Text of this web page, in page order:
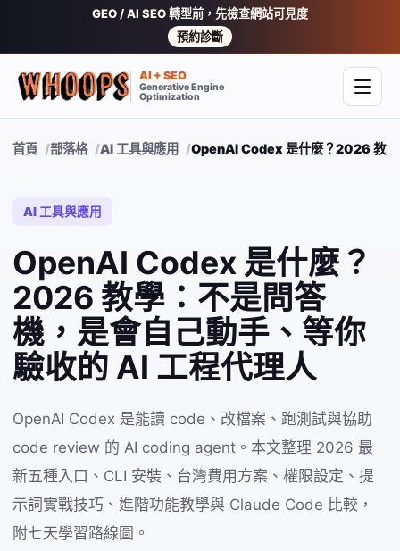
GEO / AI SEO 轉型前，先檢查網站可見度
預約診斷
AI + SEO
Generative Engine
Optimization
開啟
首頁 部落格 AI 工具與應用 OpenAI Codex 是什麼？2026 教學
AI 工具與應用
OpenAI Codex 是什麼？
2026 教學：不是問答
機，是會自己動手、等你
驗收的 AI 工程代理人
OpenAI Codex 是能讀 code、改檔案、跑測試與協助
code review 的 AI coding agent。本文整理 2026 最
新五種入口、CLI 安裝、台灣費用方案、權限設定、提
示詞實戰技巧、進階功能教學與 Claude Code 比較，
附七天學習路線圖。